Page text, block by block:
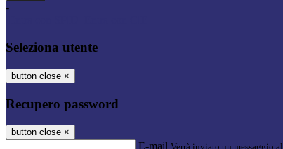
-
Seleziona utente
button close ×
Recupero password
button close ×
E-mail Verrà inviato un messaggio